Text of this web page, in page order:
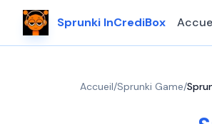
Sprunki InCrediBox
Accueil/Sprunki Game/